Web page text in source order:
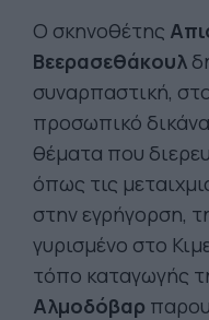
Ο σκηνοθέτης
Βεερασεθάκουλ
συναρπαστική,
προσωπικό
θέματα που
όπως τις
στην εγρήγορση,
γυρισμένο στο
τόπο καταγωγής
Αλμοδόβαρ